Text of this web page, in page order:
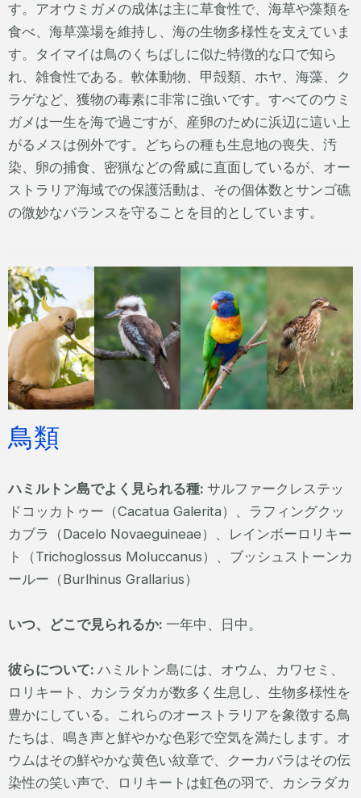
す。アオウミガメの成体は主に草食性で、海草や藻類を
食べ、海草藻場を維持し、海の生物多様性を支えていま
す。タイマイは鳥のくちばしに似た特徴的な口で知ら
れ、雑食性である。軟体動物、甲殻類、ホヤ、海藻、ク
ラゲなど、獲物の毒素に非常に強いです。すべてのウミ
ガメは一生を海で過ごすが、産卵のために浜辺に這い上
がるメスは例外です。どちらの種も生息地の喪失、汚
染、卵の捕食、密猟などの脅威に直面しているが、オー
ストラリア海域での保護活動は、その個体数とサンゴ礁
の微妙なバランスを守ることを目的としています。
鳥類
ハミルトン島でよく見られる種: サルファークレステッ
ドコッカトゥー（Cacatua Galerita）、ラフィングクッ
カブラ（Dacelo Novaeguineae）、レインボーロリキー
ト（Trichoglossus Moluccanus）、ブッシュストーンカ
ールー（Burlhinus Grallarius）
いつ、どこで見られるか: 一年中、日中。
彼らについて: ハミルトン島には、オウム、カワセミ、
ロリキート、カシラダカが数多く生息し、生物多様性を
豊かにしている。これらのオーストラリアを象徴する鳥
たちは、鳴き声と鮮やかな色彩で空気を満たします。オ
ウムはその鮮やかな黄色い紋章で、クーカバラはその伝
染性の笑い声で、ロリキートは虹色の羽で、カシラダカ